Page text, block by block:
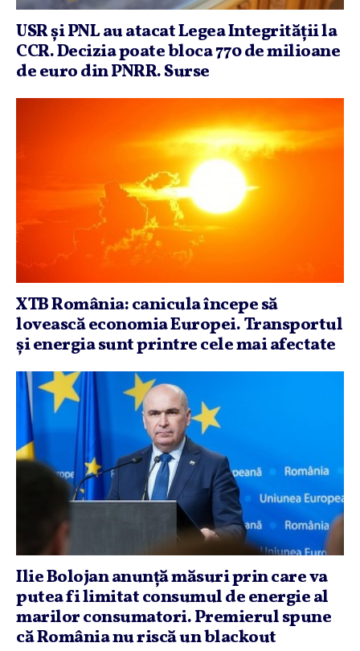
USR şi PNL au atacat Legea Integrităţii la
CCR. Decizia poate bloca 770 de milioane
de euro din PNRR. Surse
XTB România: canicula începe să
lovească economia Europei. Transportul
şi energia sunt printre cele mai afectate
Ilie Bolojan anunţă măsuri prin care va
putea fi limitat consumul de energie al
marilor consumatori. Premierul spune
că România nu riscă un blackout